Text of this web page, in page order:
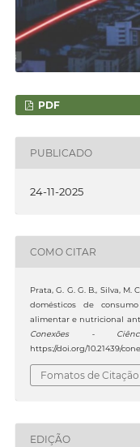
PDF
PUBLICADO
24-11-2025
COMO CITAR
Prata, G. G. G. B., Silva, M.
domésticos de
alimentar e nutricional
Conexões -
https://doi.org/10.21439/
Fomatos de Citação
EDIÇÃO